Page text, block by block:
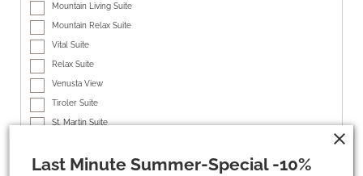
Mountain Living Suite
Mountain Relax Suite
Vital Suite
Relax Suite
Venusta View
Tiroler Suite
St. Martin Suite
St. Antonius Suite
Last Minute Summer-Special -10%
close